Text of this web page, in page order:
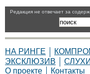
Pедакция не отвечает за
НА РИНГЕ
ЭКСКЛЮЗИВ
СЛУХИ
О проекте
Контакты